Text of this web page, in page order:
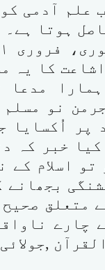
علم آدمی
ہوتا ہے۔
کا یہ
نو
پر اُکسایا
خبر کہ
تو اسلام
متعلق
چارے
,جولائی۱۹۵۱ء)